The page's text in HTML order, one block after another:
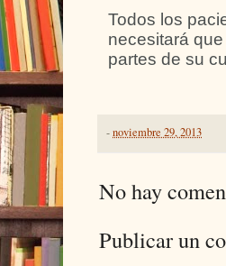
Todos los
necesitará
partes de su
-noviembre 29, 2013
No hay
Publicar un